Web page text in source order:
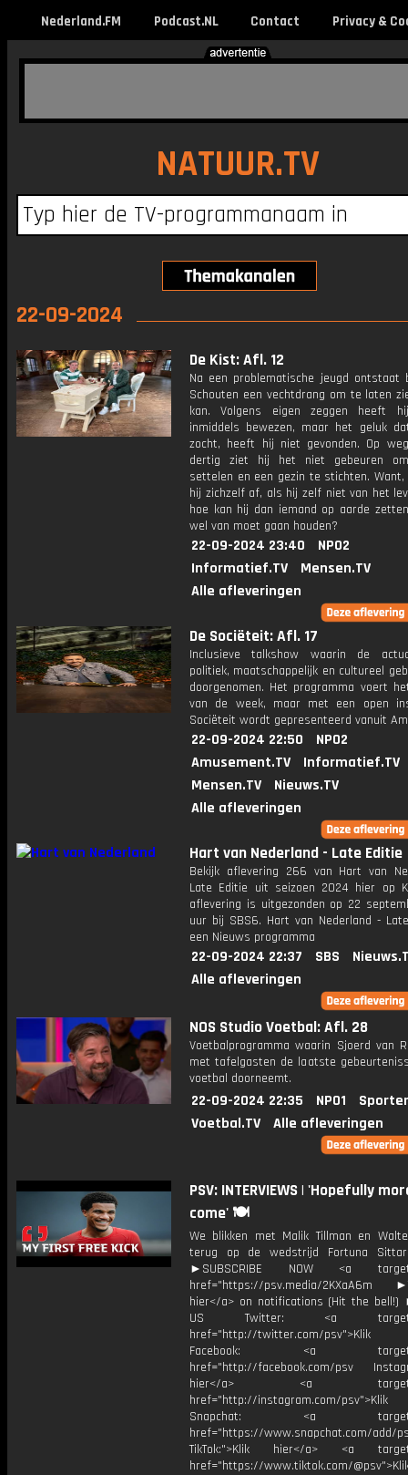
Nederland.FM Podcast.NL Contact Privacy &
NATUUR.TV
22-09-2024
De Kist: Afl. 12
Na een problematische jeugd ontstaat
Schouten een vechtdrang om te laten
kan. Volgens eigen zeggen heeft
inmiddels bewezen, maar het geluk
zocht, heeft hij niet gevonden. Op
dertig ziet hij het niet gebeuren
settelen en een gezin te stichten.
hij zichzelf af, als hij zelf niet van het
hoe kan hij dan iemand op aarde
wel van moet gaan houden?
22-09-2024 23:40
NPO2
Informatief.TV
Mensen.TV
Alle afleveringen
De Sociëteit: Afl. 17
Inclusieve talkshow waarin de
politiek, maatschappelijk en cultureel
doorgenomen. Het programma voert
van de week, maar met een open
Sociëteit wordt gepresenteerd vanuit
22-09-2024 22:50
NPO2
Amusement.TV
Informatief.TV
Mensen.TV
Nieuws.TV
Alle afleveringen
Hart van Nederland - Late Editie
Bekijk aflevering 266 van Hart van
Late Editie uit seizoen 2024 hier op
aflevering is uitgezonden op 22
uur bij SBS6. Hart van Nederland -
een Nieuws programma
22-09-2024 22:37 SBS
Alle afleveringen
NOS Studio Voetbal: Afl. 28
Voetbalprogramma waarin Sjoerd van
met tafelgasten de laatste
voetbal doorneemt.
22-09-2024 22:35 NPO1
Voetbal.TV
Alle afleveringen
PSV: INTERVIEWS | 'Hopefully
come' 🍽️
We blikken met Malik Tillman en
terug op de wedstrijd Fortuna
►SUBSCRIBE NOW <a
href="https://psv.media/2KXaA6m
hier</a> on notifications (Hit the bell!)
US Twitter: <a
href="http://twitter.com/psv">Klik
Facebook: <a
href="http://facebook.com/psv
hier</a> <a
href="http://instagram.com/
Snapchat: <a
href="https://www.snapchat.com/add/
TikTok:">Klik hier</a> <a
href="https://www.tiktok.com/